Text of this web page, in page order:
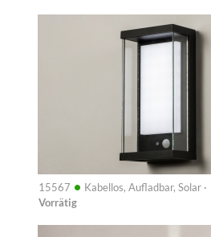
15567 • Kabellos, Aufladbar, Solar ·
Vorrätig
Info
Info